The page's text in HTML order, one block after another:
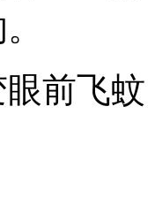
前飞